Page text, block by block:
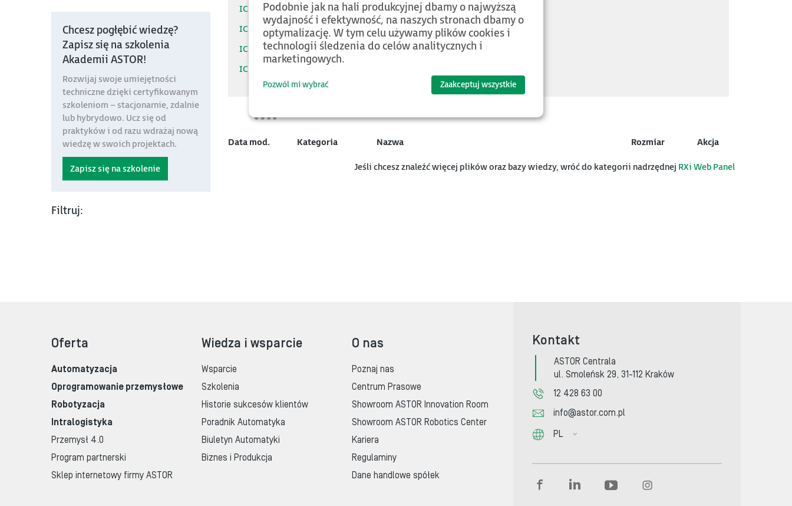
Chcesz pogłębić wiedzę?
Zapisz się na szkolenia
Akademii ASTOR!
Rozwijaj swoje umiejętności
techniczne dzięki certyfikowanym
szkoleniom – stacjonarnie, zdalnie
lub hybrydowo. Ucz się od
praktyków i od razu wdrażaj nową
wiedzę w swoich projektach.
Zapisz się na szkolenie
Filtruj:
IC757COW07WHMI
IC757CSW19WHMI
IC757CSW10WHMI
IC757COW12WHMI
Data mod. Kategoria Nazwa Rozmiar Akcja
Jeśli chcesz znaleźć więcej plików oraz bazy wiedzy, wróć do kategorii nadrzędnej RXi Web Panel
Oferta
Automatyzacja
Oprogramowanie przemysłowe
Robotyzacja
Intralogistyka
Przemysł 4.0
Program partnerski
Sklep internetowy firmy ASTOR
Wiedza i wsparcie
Wsparcie
Szkolenia
Historie sukcesów klientów
Poradnik Automatyka
Biuletyn Automatyki
Biznes i Produkcja
O nas
Poznaj nas
Centrum Prasowe
Showroom ASTOR Innovation Room
Showroom ASTOR Robotics Center
Kariera
Regulaminy
Dane handlowe spółek
Kontakt
ASTOR Centrala
ul. Smoleńsk 29, 31-112 Kraków
12 428 63 00
info@astor.com.pl
PL
Podobnie jak na hali produkcyjnej dbamy o najwyższą
wydajność i efektywność, na naszych stronach dbamy o
optymalizację. W tym celu używamy plików cookies i
technologii śledzenia do celów analitycznych i
marketingowych.
Pozwól mi wybrać Zaakceptuj wszystkie